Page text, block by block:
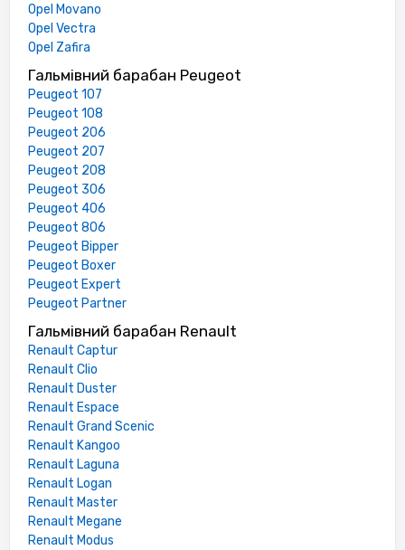
Opel Movano
Opel Vectra
Opel Zafira
Гальмівний барабан Peugeot
Peugeot 107
Peugeot 108
Peugeot 206
Peugeot 207
Peugeot 208
Peugeot 306
Peugeot 406
Peugeot 806
Peugeot Bipper
Peugeot Boxer
Peugeot Expert
Peugeot Partner
Гальмівний барабан Renault
Renault Captur
Renault Clio
Renault Duster
Renault Espace
Renault Grand Scenic
Renault Kangoo
Renault Laguna
Renault Logan
Renault Master
Renault Megane
Renault Modus